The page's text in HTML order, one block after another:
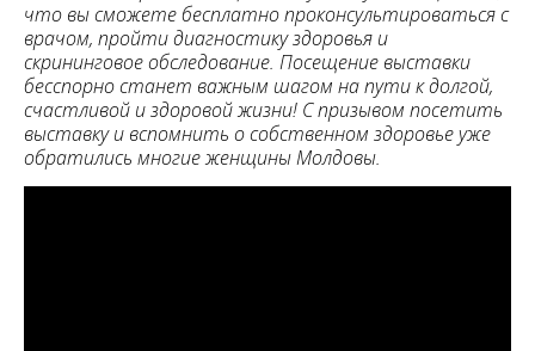
что вы сможете бесплатно проконсультироваться с
врачом, пройти диагностику здоровья и
скрининговое обследование. Посещение выставки
бесспорно станет важным шагом на пути к долгой,
счастливой и здоровой жизни! С призывом посетить
выставку и вспомнить о собственном здоровье уже
обратились многие женщины Молдовы.